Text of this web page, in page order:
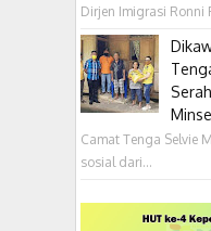
Dirjen Imigrasi Ronni
Camat Tenga Selvie
sosial dari...